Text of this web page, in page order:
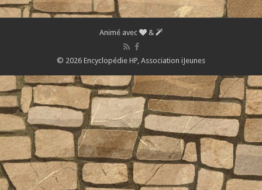
Animé avec &
© 2026 Encyclopédie HP, Association iJeunes